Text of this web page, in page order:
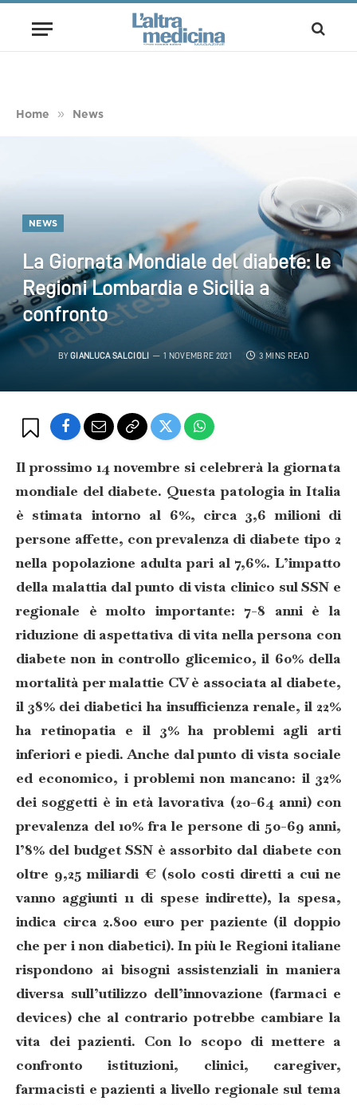
Home » News
NEWS
La Giornata Mondiale del diabete: le
Regioni Lombardia e Sicilia a
confronto
BY GIANLUCA SALCIOLI 1 NOVEMBRE 2021 3 MINS READ
Il prossimo 14 novembre si celebrerà la giornata
mondiale del diabete. Questa patologia in Italia
è stimata intorno al 6%, circa 3,6 milioni di
persone affette, con prevalenza di diabete tipo 2
nella popolazione adulta pari al 7,6%. L’impatto
della malattia dal punto di vista clinico sul SSN e
regionale è molto importante: 7-8 anni è la
riduzione di aspettativa di vita nella persona con
diabete non in controllo glicemico, il 60% della
mortalità per malattie CV è associata al diabete,
il 38% dei diabetici ha insufficienza renale, il 22%
ha retinopatia e il 3% ha problemi agli arti
inferiori e piedi. Anche dal punto di vista sociale
ed economico, i problemi non mancano: il 32%
dei soggetti è in età lavorativa (20-64 anni) con
prevalenza del 10% fra le persone di 50-69 anni,
l’8% del budget SSN è assorbito dal diabete con
oltre 9,25 miliardi € (solo costi diretti a cui ne
vanno aggiunti 11 di spese indirette), la spesa,
indica circa 2.800 euro per paziente (il doppio
che per i non diabetici). In più le Regioni italiane
rispondono ai bisogni assistenziali in maniera
diversa sull’utilizzo dell’innovazione (farmaci e
devices) che al contrario potrebbe cambiare la
vita dei pazienti. Con lo scopo di mettere a
confronto istituzioni, clinici, caregiver,
farmacisti e pazienti a livello regionale sul tema